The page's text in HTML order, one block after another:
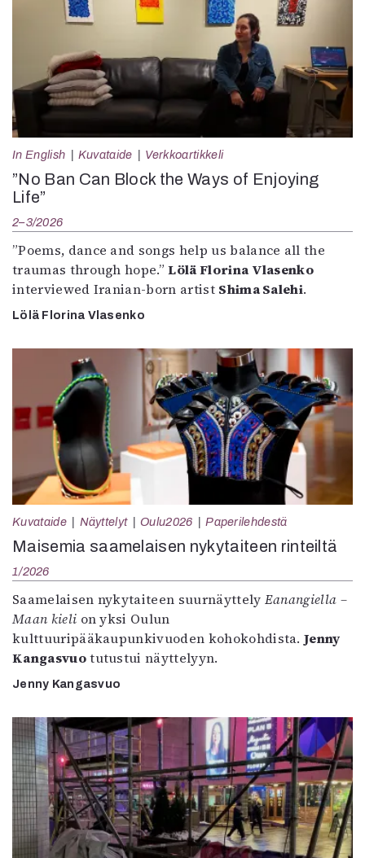
In English Kuvataide Verkkoartikkeli
”No Ban Can Block the Ways of Enjoying
Life”
2–3/2026
”Poems, dance and songs help us balance all the
traumas through hope.”Lölä Florina Vlasenko
interviewed Iranian-born artist Shima Salehi.
Lölä Florina Vlasenko
Kuvataide Näyttelyt Oulu2026 Paperilehdestä
Maisemia saamelaisen nykytaiteen rinteiltä
1/2026
Saamelaisen nykytaiteen suurnäyttely Eanangiella –
Maan kieli on yksi Oulun
kulttuuripääkaupunkivuoden kohokohdista.Jenny
Kangasvuotutustui näyttelyyn.
Jenny Kangasvuo